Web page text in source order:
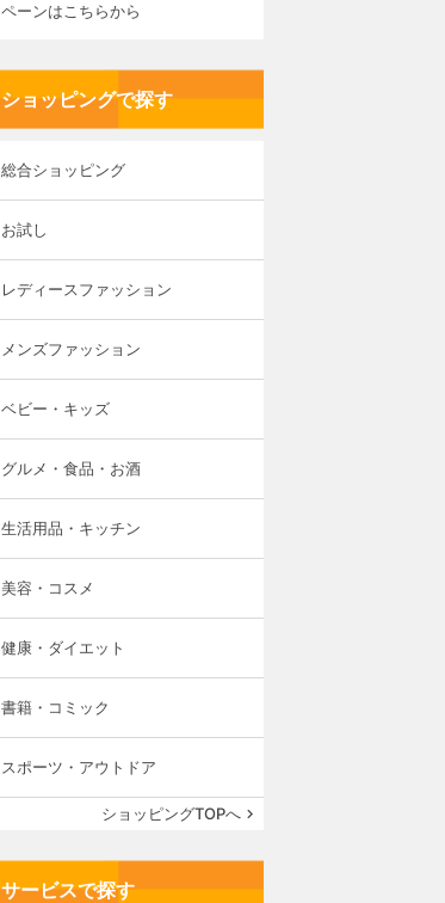
ペーンはこちらから
ショッピングで探す
総合ショッピング
お試し
レディースファッション
メンズファッション
ベビー・キッズ
グルメ・食品・お酒
生活用品・キッチン
美容・コスメ
健康・ダイエット
書籍・コミック
スポーツ・アウトドア
ショッピングTOPへ
サービスで探す